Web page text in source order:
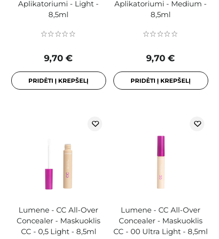
Aplikatoriumi - Light -
8,5ml
9,70 €
PRIDĖTI Į KREPŠELĮ
Aplikatoriumi - Medium -
8,5ml
9,70 €
PRIDĖTI Į KREPŠELĮ
Lumene - CC All-Over
Concealer - Maskuoklis
CC - 0,5 Light - 8,5ml
Lumene - CC All-Over
Concealer - Maskuoklis
CC - 00 Ultra Light - 8,5ml